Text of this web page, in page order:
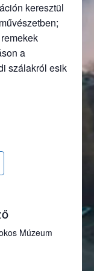
keresztül
a
szálakról esik
Múzeum